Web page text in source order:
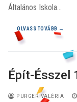
Általános Iskola…
OLVASS TOVÁBB →
Épít-Ésszel
PURGER VALÉRIA